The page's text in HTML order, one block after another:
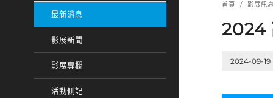
最新消息
影展新聞
影展專欄
活動側記
首頁 影展訊息
2024
2024-09-19